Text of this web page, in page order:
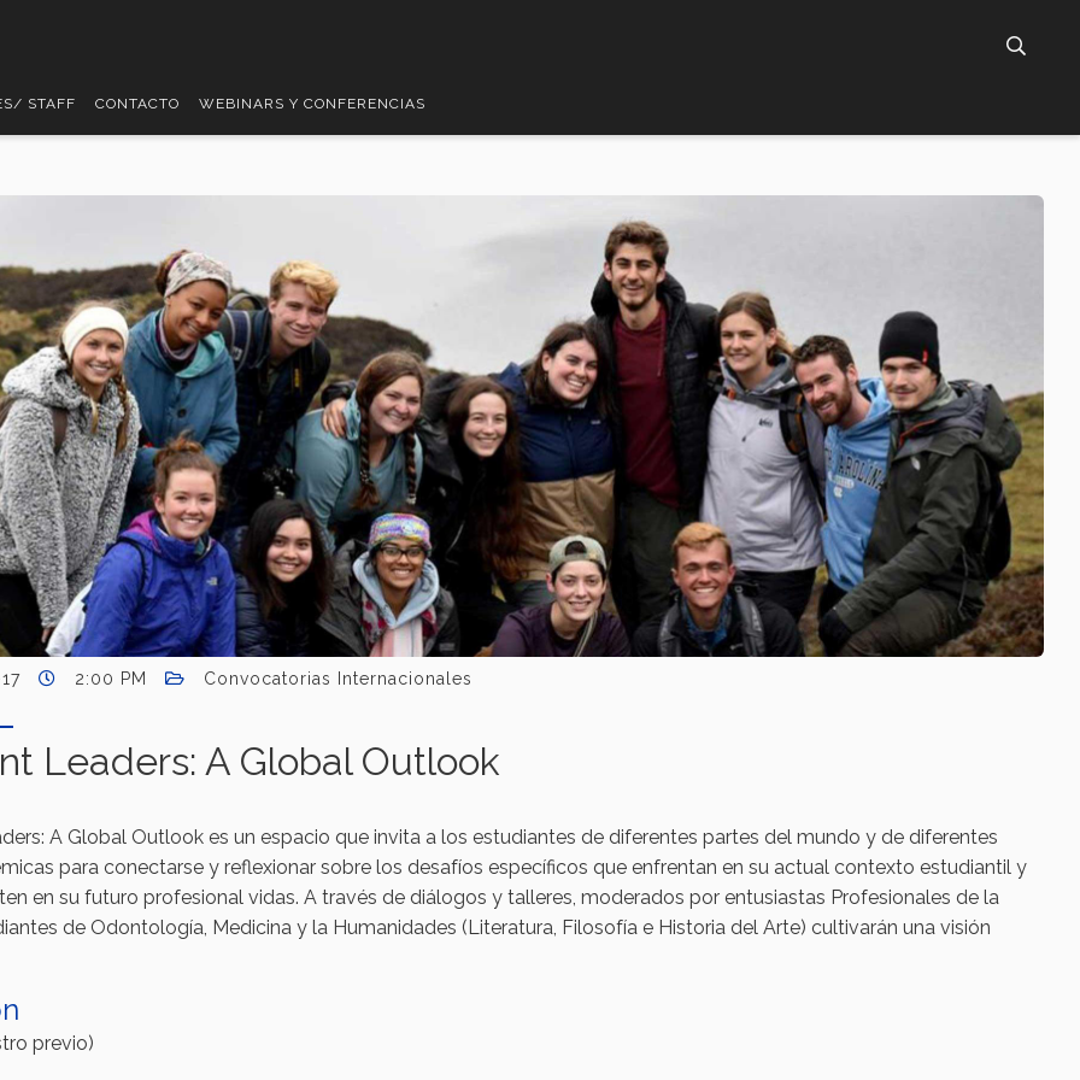
STAFF CONTACTO WEBINARS Y CONFERENCIAS
2:00 PM Convocatorias Internacionales
Leaders: A Global Outlook
A Global Outlook es un espacio que invita a los estudiantes de diferentes partes del mundo y de diferentes
para conectarse y reflexionar sobre los desafíos específicos que enfrentan en su actual contexto estudiantil y
en su futuro profesional vidas. A través de diálogos y talleres, moderados por entusiastas Profesionales de la
de Odontología, Medicina y la Humanidades (Literatura, Filosofía e Historia del Arte) cultivarán una visión
previo)